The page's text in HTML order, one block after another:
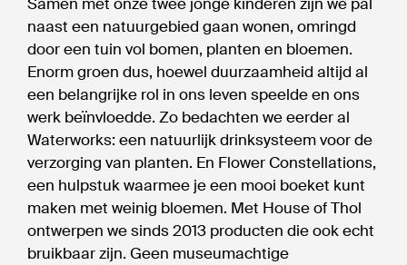
naast een natuurgebied gaan wonen, omringd
door een tuin vol bomen, planten en bloemen.
Enorm groen dus, hoewel duurzaamheid altijd al
een belangrijke rol in ons leven speelde en ons
werk beïnvloedde. Zo bedachten we eerder al
Waterworks: een natuurlijk drinksysteem voor de
verzorging van planten. En Flower Constellations,
een hulpstuk waarmee je een mooi boeket kunt
maken met weinig bloemen. Met House of Thol
ontwerpen we sinds 2013 producten die ook echt
bruikbaar zijn. Geen museumachtige